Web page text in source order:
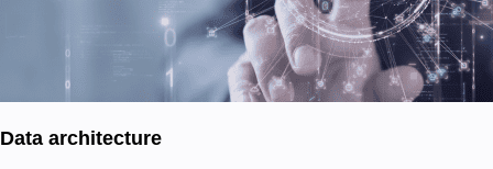
Data architecture